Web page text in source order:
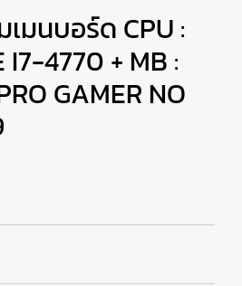
มนบอร์ด CPU :
I7-4770 + MB :
GAMER NO